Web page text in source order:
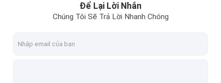
Để Lại Lời Nhắn
Chúng Tôi Sẽ Trả Lời Nhanh Chóng